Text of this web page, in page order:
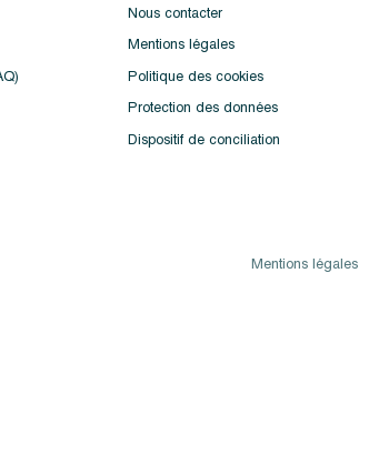
Nous contacter
Mentions légales
Politique des cookies
Protection des données
Dispositif de conciliation
Mentions légales